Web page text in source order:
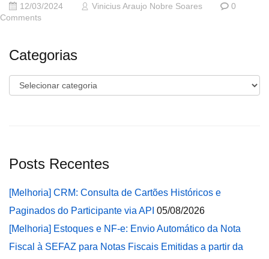
12/03/2024 Vinicius Araujo Nobre Soares
0
Comments
Categorias
Categorias
Posts Recentes
[Melhoria] CRM: Consulta de Cartões Históricos e
Paginados do Participante via API 05/08/2026
[Melhoria] Estoques e NF-e: Envio Automático da Nota
Fiscal à SEFAZ para Notas Fiscais Emitidas a partir da